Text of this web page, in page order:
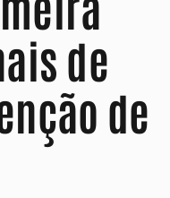
de
de